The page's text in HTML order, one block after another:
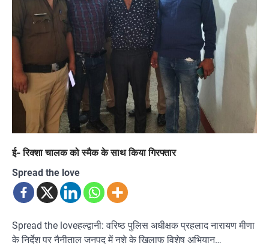
ई- रिक्शा चालक को स्मैक के साथ किया गिरफ्तार
Spread the love
Spread the loveहल्द्वानी: वरिष्ठ पुलिस अधीक्षक प्रहलाद नारायण मीणा
के निर्देश पर नैनीताल जनपद में नशे के खिलाफ विशेष अभियान…